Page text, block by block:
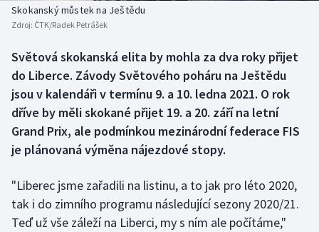
Biatlon
Box
Curling
Dostihy
Florbal
Futsal
Aplikace ČT sport
Skokanský můstek na Ještědu
Zdroj: ČTK/Radek Petrášek
Světová skokanská elita by mohla za dva roky přijet
do Liberce. Závody Světového poháru na Ještědu
jsou v kalendáři v termínu 9. a 10. ledna 2021. O rok
dříve by měli skokané přijet 19. a 20. září na letní
Grand Prix, ale podmínkou mezinárodní federace FIS
je plánovaná výměna nájezdové stopy.
"Liberec jsme zařadili na listinu, a to jak pro léto 2020,
tak i do zimního programu následující sezony 2020/21.
Teď už vše záleží na Liberci, my s ním ale počítáme,"